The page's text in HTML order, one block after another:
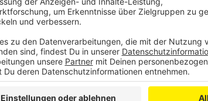
Anzeige
"Luisa ist hier" - Klappt der Party-
Das Wochenende in Leverkusen:
Anzeige